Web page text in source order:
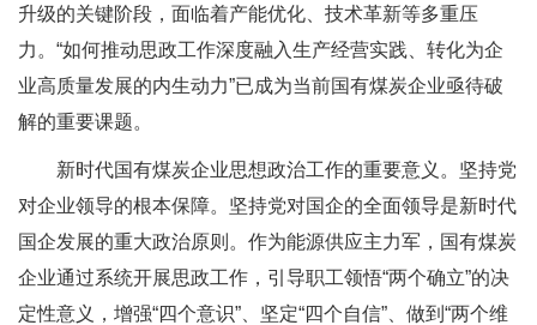
升级的关键阶段，面临着产能优化、技术革新等多重压
力。“如何推动思政工作深度融入生产经营实践、转化为企
业高质量发展的内生动力”已成为当前国有煤炭企业亟待破
解的重要课题。
新时代国有煤炭企业思想政治工作的重要意义。坚持党
对企业领导的根本保障。坚持党对国企的全面领导是新时代
国企发展的重大政治原则。作为能源供应主力军，国有煤炭
企业通过系统开展思政工作，引导职工领悟“两个确立”的决
定性意义，增强“四个意识”、坚定“四个自信”、做到“两个维